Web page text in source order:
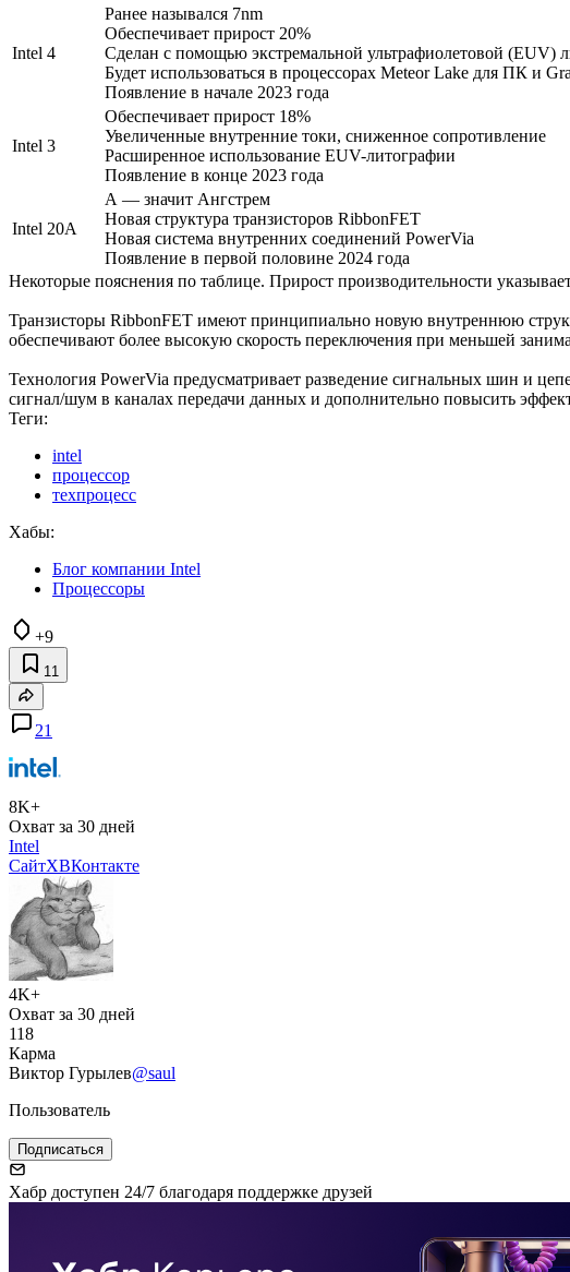
Intel 4
Ранее назывался 7nm
Обеспечивает прирост 20%
Сделан с помощью экстремальной ультрафиолетовой (EUV)
Будет использоваться в процессорах Meteor Lake для ПК и
Появление в начале 2023 года
Intel 3
Обеспечивает прирост 18%
Увеличенные внутренние токи, сниженное сопротивление
Расширенное использование EUV-литографии
Появление в конце 2023 года
Intel 20A
А — значит Ангстрем
Новая структура транзисторов RibbonFET
Новая система внутренних соединений PowerVia
Появление в первой половине 2024 года
Некоторые пояснения по таблице. Прирост производительности
Транзисторы RibbonFET имеют принципиально новую внутреннюю
обеспечивают более высокую скорость переключения при меньшей
Технология PowerVia предусматривает разведение сигнальных шин и
сигнал/шум в каналах передачи данных и дополнительно повысить
Теги:
intel
процессор
техпроцесс
Хабы:
Блог компании Intel
Процессоры
+9
11
21
8K+
Охват за 30 дней
Intel
СайтXВКонтакте
4K+
Охват за 30 дней
118
Карма
Виктор Гурылев@saul
Пользователь
Подписаться
Хабр доступен 24/7 благодаря поддержке друзей